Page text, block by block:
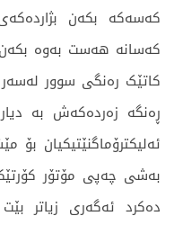
کەسەکە بکەن
کەسانە هەست بەوە بکەن.
کاتێک رەنگی سوور
ڕەنگە زەردەکەش بە
ئەلیکترۆماگنێتیکیان
بەشی چەپی مۆتۆر
دەکرد ئەگەری زیاتر